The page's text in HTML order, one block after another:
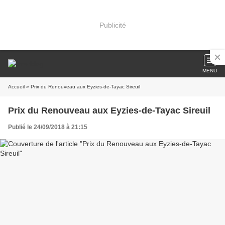
Publicité
MENU
Accueil » Prix du Renouveau aux Eyzies-de-Tayac Sireuil
Prix du Renouveau aux Eyzies-de-Tayac Sireuil
Publié le 24/09/2018 à 21:15